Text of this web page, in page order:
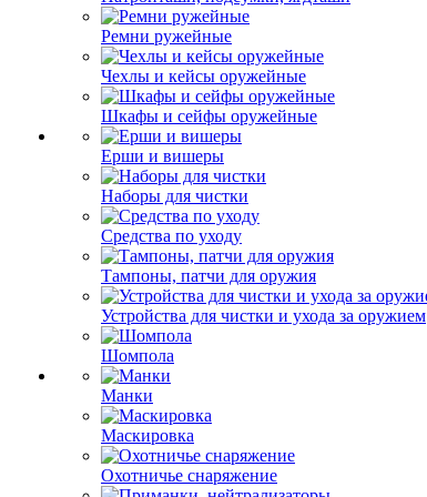
Ремни ружейные
Чехлы и кейсы оружейные
Шкафы и сейфы оружейные
Ерши и вишеры
Наборы для чистки
Средства по уходу
Тампоны, патчи для оружия
Устройства для чистки и ухода за оружием
Шомпола
Манки
Маскировка
Охотничье снаряжение